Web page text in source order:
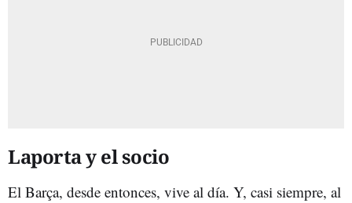
Laporta y el socio
El Barça, desde entonces, vive al día. Y, casi siempre, al